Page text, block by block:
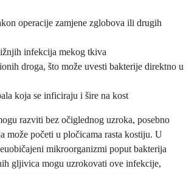
operacije zamjene zglobova ili drugih
infekcija mekog tkiva
droga, što može uvesti bakterije direktno u
koja se inficiraju i šire na kost
razviti bez očiglednog uzroka, posebno
može početi u pločicama rasta kostiju. U
mikroorganizmi poput bakterija
gljivica mogu uzrokovati ove infekcije,